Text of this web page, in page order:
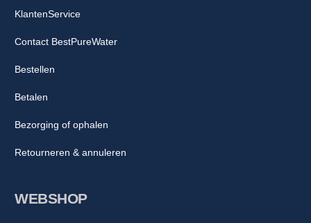
WEBSHOP
KlantenService
Contact BestPureWater
Bestellen
Betalen
Bezorging of ophalen
Retourneren & annuleren